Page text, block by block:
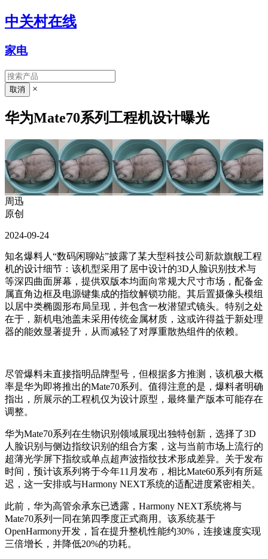
中关村在线
家电
×
华为Mate70系列工程机设计曝光
周迅
原创
2024-09-24
知名爆料人“数码闲聊站”披露了某大型科技公司新款旗舰工程
机的设计细节：该机型采用了居中设计的3D人脸识别技术与
等深四曲面屏幕，提供双版本均面向常规大尺寸市场，配备金
属直角边框及电源键集成的指纹解锁功能。其后置摄像头模组
以居中类椭圆形布局呈现，并包含一枚潜望式镜头。特别之处
在于，新机电池盖未采用传统金属材质，这或许得益于新处理
器的能效显著提升，从而减轻了对厚重散热组件的依赖。
尽管爆料未直接指明品牌型号，但根据多方推测，该机极大概
率是华为即将推出的Mate70系列。值得注意的是，爆料者明确
指出，所展示的工程机仅为设计原型，最终量产版本可能存在
调整。
华为Mate70系列在生物识别领域展现出独特创新，选择了3D
人脸识别与侧边指纹识别的组合方案，这与当前市场上流行的
超薄光学屏下指纹或单点超声波指纹技术形成差异。关于发布
时间，预计该系列将于今年11月发布，相比Mate60系列有所延
迟，这一安排或与Harmony NEXT系统的适配进度紧密相关。
此前，华为高管余承东已透露，Harmony NEXT系统将与
Mate70系列一同在第四季度正式商用。该系统基于
OpenHarmony开发，旨在提升整机性能约30%，连接速度实现
三倍增长，并降低20%的功耗。